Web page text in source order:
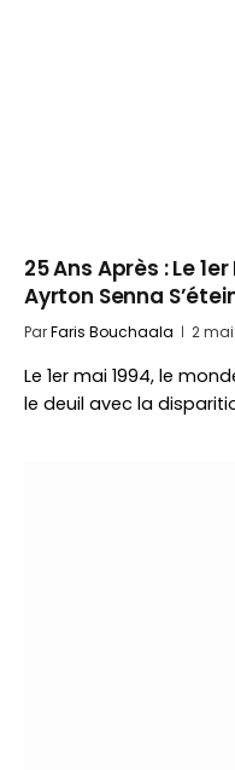
25 Ans Après : Le
Ayrton Senna
ParFaris Bouchaala 2
Le 1er mai 1994, le
le deuil avec la